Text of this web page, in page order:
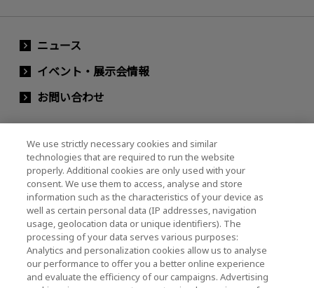
ニュース
イベント・展示会情報
お問い合わせ
キオクシアホールディングス株式会社（グルー
プ・IR情報）
キオクシアホールディングス株式会社 ホーム
株主・投資家情報
We use strictly necessary cookies and similar
technologies that are required to run the website
properly. Additional cookies are only used with your
consent. We use them to access, analyse and store
information such as the characteristics of your device as
well as certain personal data (IP addresses, navigation
usage, geolocation data or unique identifiers). The
processing of your data serves various purposes:
Analytics and personalization cookies allow us to analyse
our performance to offer you a better online experience
and evaluate the efficiency of our campaigns. Advertising